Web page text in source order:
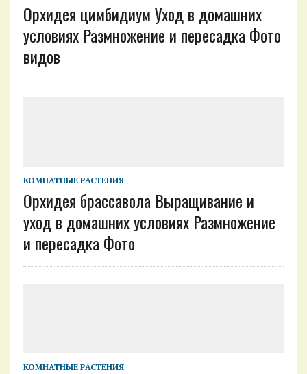
Орхидея цимбидиум Уход в домашних
условиях Размножение и пересадка Фото
видов
КОМНАТНЫЕ РАСТЕНИЯ
Орхидея брассавола Выращивание и
уход в домашних условиях Размножение
и пересадка Фото
КОМНАТНЫЕ РАСТЕНИЯ